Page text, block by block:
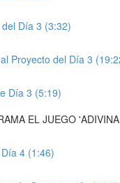
Día 3 (3:32)
Proyecto del Día 3
Día 3 (5:19)
EL JUEGO
4 (1:46)